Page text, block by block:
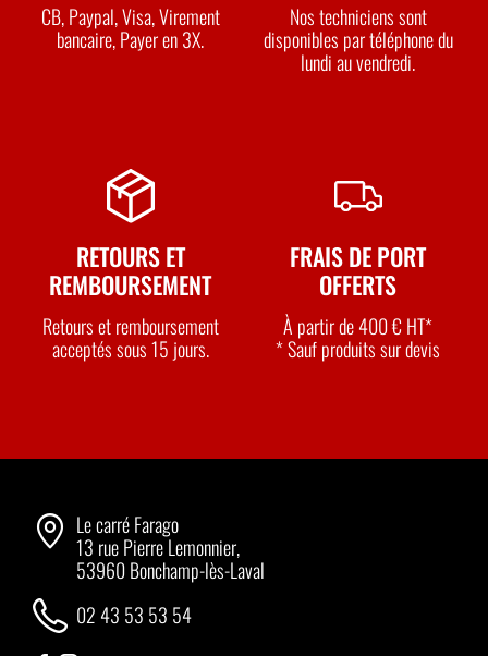
CB, Paypal, Visa, Virement
bancaire, Payer en 3X.
Nos techniciens sont
disponibles par téléphone du
lundi au vendredi.
RETOURS ET
REMBOURSEMENT
Retours et remboursement
acceptés sous 15 jours.
FRAIS DE PORT
OFFERTS
À partir de 400 € HT*
* Sauf produits sur devis
Le carré Farago
13 rue Pierre Lemonnier,
53960 Bonchamp-lès-Laval
02 43 53 53 54